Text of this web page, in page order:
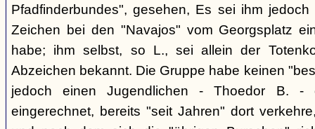
Pfadfinderbundes", gesehen, Es sei ihm
Zeichen bei den "Navajos" vom Georgsplatz
habe; ihm selbst, so L., sei allein der
Abzeichen bekannt. Die Gruppe habe keinen
jedoch einen Jugendlichen - Thoedor B. -
eingerechnet, bereits "seit Jahren" dort